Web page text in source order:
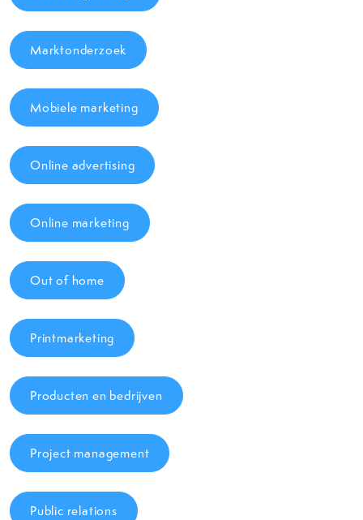
Marktonderzoek
Mobiele marketing
Online advertising
Online marketing
Out of home
Printmarketing
Producten en bedrijven
Project management
Public relations